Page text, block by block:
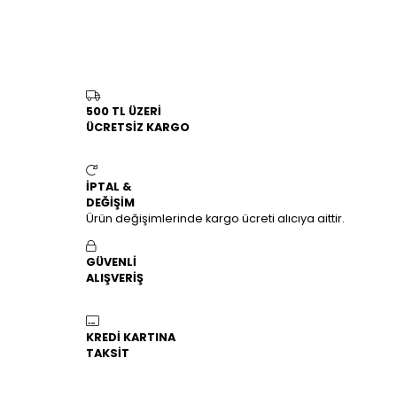
500 TL ÜZERİ
ÜCRETSİZ KARGO
İPTAL &
DEĞİŞİM
Ürün değişimlerinde kargo ücreti alıcıya aittir.
GÜVENLİ
ALIŞVERİŞ
KREDİ KARTINA
TAKSİT